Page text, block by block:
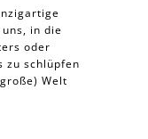
in die
oder
zu schlüpfen
Welt